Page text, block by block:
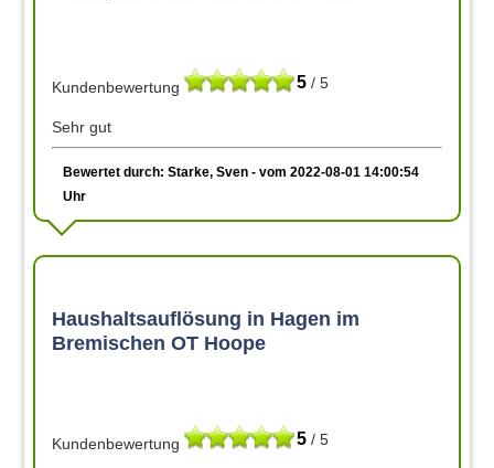
5 / 5
Kundenbewertung
Sehr gut
Bewertet durch: Starke, Sven - vom 2022-08-01 14:00:54
Uhr
Haushaltsauflösung in Hagen im
Bremischen OT Hoope
5 / 5
Kundenbewertung